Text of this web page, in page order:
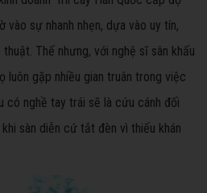
vào sự nhanh nhẹn, dựa vào uy tín,
Thế nhưng, với nghệ sĩ sân khấu
luôn gặp nhiều gian truân trong việc
có nghề tay trái sẽ là cứu cánh đối
sàn diễn cứ tắt đèn vì thiếu khán